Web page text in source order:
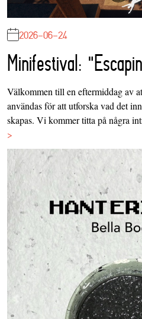
2026-06-24
Minifestival:
Välkommen till en eftermiddag av
användas för att utforska vad det
skapas. Vi kommer titta på några
>